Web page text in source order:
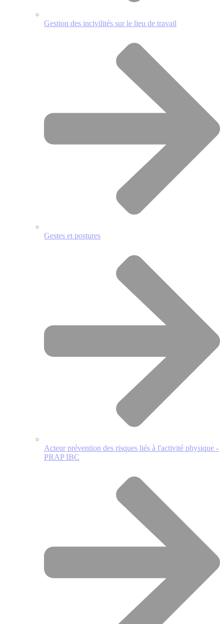
Gestion des incivilités sur le lieu de travail
Gestes et postures
Acteur prévention des risques liés à l'activité physique -
PRAP IBC